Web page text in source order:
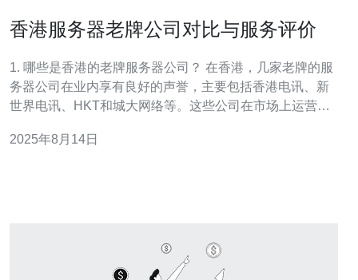
香港服务器老牌公司对比与服务评价
1. 哪些是香港的老牌服务器公司？ 在香港，几家老牌的服
务器公司在业内享有良好的声誉，主要包括香港电讯、新
世界电讯、HKT和城大网络等。这些公司在市场上运营多
务器服务。 2. 这些公司的服务质量如何？ 总体上，老牌服
2025年8月14日